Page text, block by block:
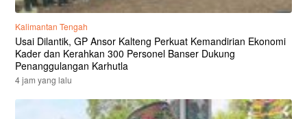
Kalimantan Tengah
Usai Dilantik, GP Ansor Kalteng Perkuat Kemandirian Ekonomi
Kader dan Kerahkan 300 Personel Banser Dukung
Penanggulangan Karhutla
4 jam yang lalu